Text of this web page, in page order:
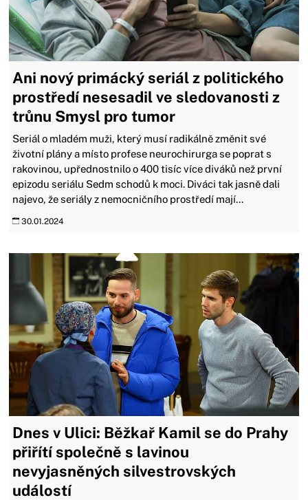
Ani nový primácký seriál z politického
prostředí nesesadil ve sledovanosti z
trůnu Smysl pro tumor
Seriál o mladém muži, který musí radikálně změnit své
životní plány a místo profese neurochirurga se poprat s
rakovinou, upřednostnilo o 400 tisíc více diváků než první
epizodu seriálu Sedm schodů k moci. Diváci tak jasně dali
najevo, že seriály z nemocničního prostředí mají...
30.01.2024
Dnes v Ulici: Běžkař Kamil se do Prahy
přiřítí společně s lavinou
nevyjasněných silvestrovských
událostí